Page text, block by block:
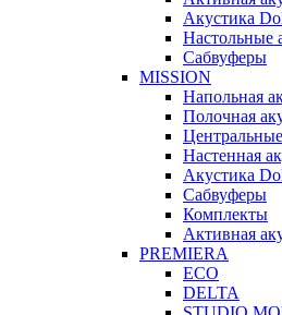
Акустика
Настольные
Сабвуферы
MISSION
Напольная
Полочная
Настенная
Акустика
Сабвуферы
Комплекты
Активная
PREMIERA
ECO
DELTA